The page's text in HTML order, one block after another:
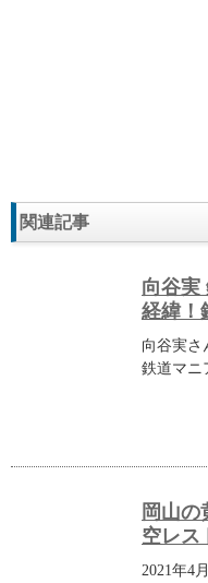
関連記事
向谷実
経緯！
向谷実さ
鉄道マニ
岡山の
空レス
2021年4